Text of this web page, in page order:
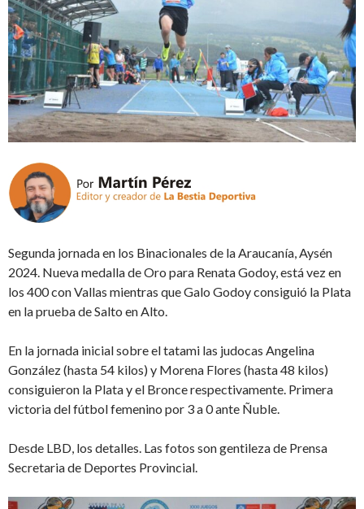
Segunda jornada en los Binacionales de la Araucanía, Aysén
2024. Nueva medalla de Oro para Renata Godoy, está vez en
los 400 con Vallas mientras que Galo Godoy consiguió la Plata
en la prueba de Salto en Alto.
En la jornada inicial sobre el tatami las judocas Angelina
González (hasta 54 kilos) y Morena Flores (hasta 48 kilos)
consiguieron la Plata y el Bronce respectivamente. Primera
victoria del fútbol femenino por 3 a 0 ante Ñuble.
Desde LBD, los detalles. Las fotos son gentileza de Prensa
Secretaria de Deportes Provincial.